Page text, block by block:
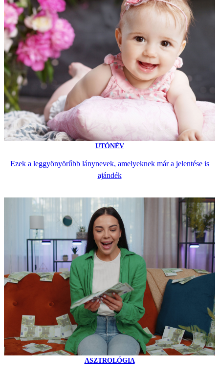
UTÓNÉV
Ezek a leggyönyörűbb lánynevek, amelyeknek már a jelentése is
ajándék
ASZTROLÓGIA